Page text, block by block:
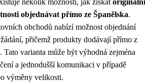
objednávat přímo ze Španělska.
obchodů nabízí možnost objednání
přičemž produkty dodávají přímo z
Tato varianta může být výhodná zejména
a jednodušší komunikaci v případě
výměny velikosti.